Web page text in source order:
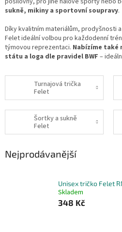
sukně, mikiny a sportovní soupravy.
Díky kvalitním materiálům, prodyšnosti
Felet ideální volbou pro každodenní
týmovou reprezentaci. Nabízíme také
státu a loga dle pravidel BWF –
Turnajová trička
Felet
Šortky a sukně
Felet
Nejprodávanější
Unisex tričko Felet
Skladem
348 Kč